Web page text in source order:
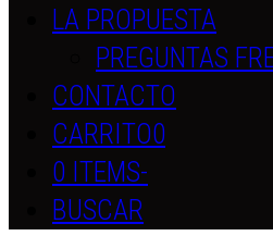
LA PROPUESTA
PREGUNTAS
CONTACTO
CARRITO0
0 ITEMS-
BUSCAR